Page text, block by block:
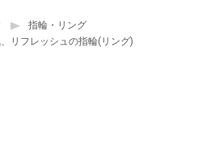
指輪・リング
リフレッシュの指輪(リング)